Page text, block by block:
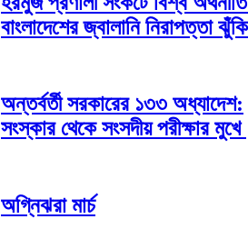
বাংলাদেশের জ্বালানি নিরাপত্তা ঝুঁকি
অন্তর্বর্তী সরকারের ১৩৩ অধ্যাদেশ:
সংস্কার থেকে সংসদীয় পরীক্ষার মুখে
অগ্নিঝরা মার্চ